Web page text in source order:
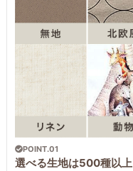
POINT.01
選べる生地は500種以上